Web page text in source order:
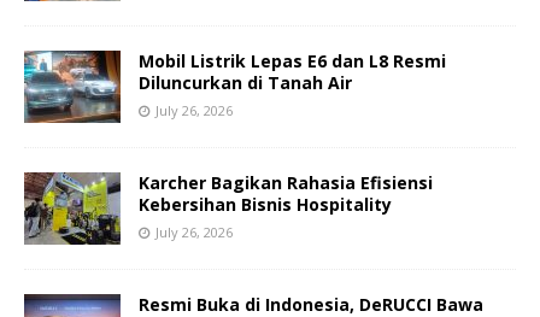
Mobil Listrik Lepas E6 dan L8 Resmi
Diluncurkan di Tanah Air
July 26, 2026
Karcher Bagikan Rahasia Efisiensi
Kebersihan Bisnis Hospitality
July 26, 2026
Resmi Buka di Indonesia, DeRUCCI Bawa